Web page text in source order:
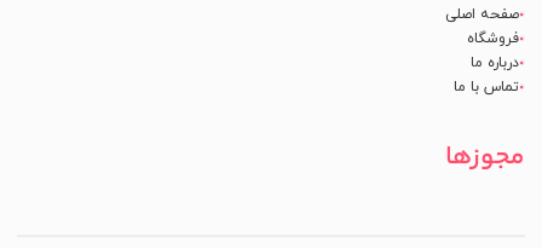
صفحه اصلی
فروشگاه
درباره ما
تماس با ما
مجوزها